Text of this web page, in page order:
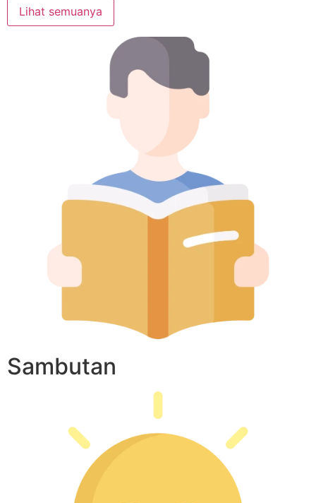
Lihat semuanya
Sambutan